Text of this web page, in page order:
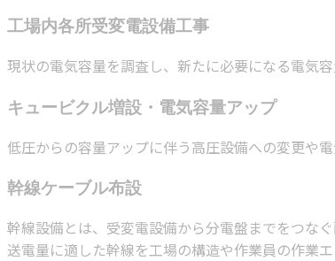
工場内各所受変電設備工事
現状の電気容量を調査し、新たに必要になる電気
キュービクル増設・電気容量アップ
低圧からの容量アップに伴う高圧設備への変更や
幹線ケーブル布設
幹線設備とは、受変電設備から分電盤までをつなぐ
送電量に適した幹線を工場の構造や作業員の作業